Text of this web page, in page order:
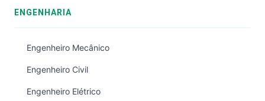
ENGENHARIA
Engenheiro Mecânico
Engenheiro Civil
Engenheiro Elétrico